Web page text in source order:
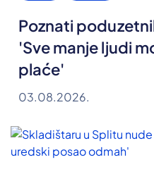
Poznati
'Sve manje ljudi
plaće'
03.08.2026.